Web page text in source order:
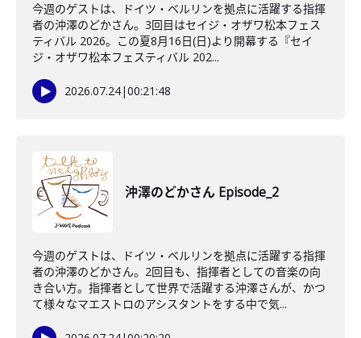
今週のゲストは、ドイツ・ベルリンを拠点に活躍する指揮
者の沖澤のどかさん。3回目はセイジ・オザワ松本フェス
ティバル 2026。この夏8月16日(日)より開幕する『セイ
ジ・オザワ松本フェスティバル 202...
2026.07.24|00:21:48
沖澤のどかさん Episode_2
今週のゲストは、ドイツ・ベルリンを拠点に活躍する指揮
者の沖澤のどかさん。2回目も、指揮者としての音楽の向
き合い方。指揮者として世界で活躍する沖澤さんが、かつ
て様々なマエストロのアシスタントをする中で気...